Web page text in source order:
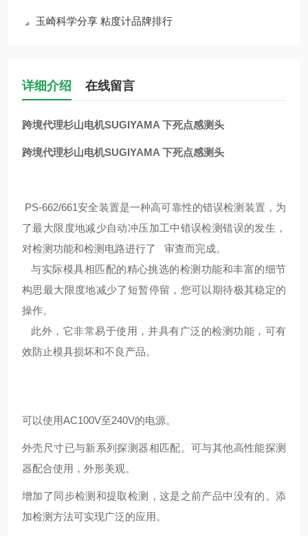
玉崎科学分享 粘度计品牌排行
详细介绍 在线留言
跨境代理杉山电机SUGIYAMA 下死点感测头
跨境代理杉山电机SUGIYAMA 下死点感测头
PS-662/661安全装置是一种高可靠性的错误检测装置，为
了最大限度地减少自动冲压加工中错误检测错误的发生，
对检测功能和检测电路进行了 审查而完成。
与实际模具相匹配的精心挑选的检测功能和丰富的细节
构思最大限度地减少了短暂停留，您可以期待极其稳定的
操作。
此外，它非常易于使用，并具有广泛的检测功能，可有
效防止模具损坏和不良产品。
可以使用AC100V至240V的电源。
外壳尺寸已与新系列探测器相匹配。 可与其他高性能探测
器配合使用，外形美观。
增加了同步检测和提取检测，这是之前产品中没有的。 添
加检测方法可实现广泛的应用。